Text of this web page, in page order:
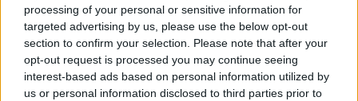
processing of your personal or sensitive information for
targeted advertising by us, please use the below opt-out
section to confirm your selection. Please note that after your
opt-out request is processed you may continue seeing
interest-based ads based on personal information utilized by
us or personal information disclosed to third parties prior to
Mondo CIA